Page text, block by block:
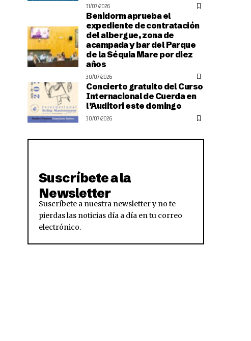
31/07/2026
Benidorm aprueba el
expediente de contratación
del albergue, zona de
acampada y bar del Parque
de la Séquia Mare por diez
años
30/07/2026
Concierto gratuito del Curso
Internacional de Cuerda en
l’Auditori este domingo
30/07/2026
Suscríbete a la
Newsletter
Suscríbete a nuestra newsletter y no te
pierdas las noticias día a día en tu correo
electrónico.